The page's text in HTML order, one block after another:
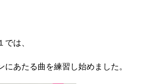
では、
にあたる曲を練習し始めました。